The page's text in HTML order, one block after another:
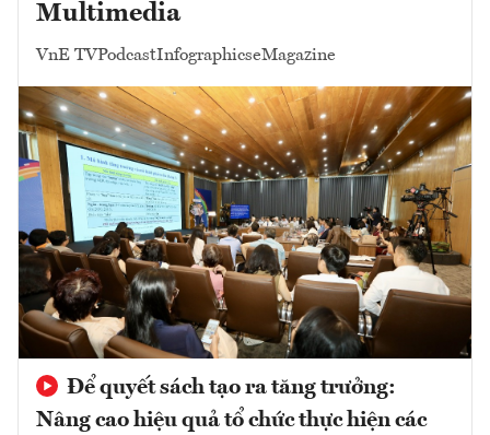
Multimedia
VnE TVPodcastInfographicseMagazine
Để quyết sách tạo ra tăng trưởng:
Nâng cao hiệu quả tổ chức thực hiện các